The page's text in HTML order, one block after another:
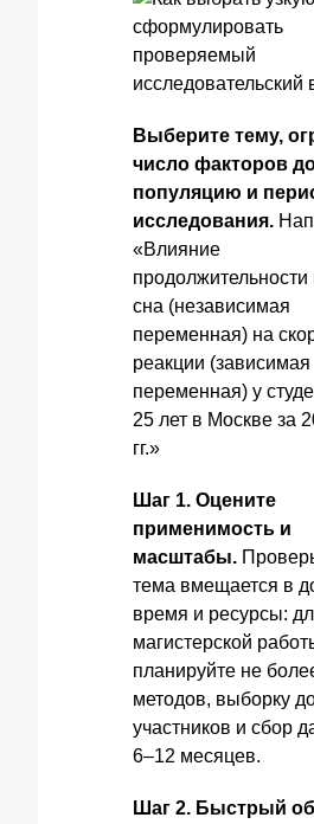
Выберите тему,
число факторов
популяцию и
исследования.
«Влияние
продолжительности
сна (независимая
переменная) на
реакции (зависимая
переменная) у
25 лет в Москве за
гг.»
Шаг 1. Оцените
применимость и
масштабы.
тема вмещается в
время и ресурсы:
магистерской
планируйте не
методов, выборку
участников и сбор
6–12 месяцев.
Шаг 2. Быстрый